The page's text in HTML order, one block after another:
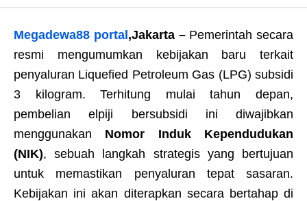
Megadewa88 portal,Jakarta– Pemerintah secara
resmi mengumumkan kebijakan baru terkait
penyaluran Liquefied Petroleum Gas (LPG) subsidi
3 kilogram. Terhitung mulai tahun depan,
pembelian elpiji bersubsidi ini diwajibkan
menggunakan Nomor Induk Kependudukan
(NIK), sebuah langkah strategis yang bertujuan
untuk memastikan penyaluran tepat sasaran.
Kebijakan ini akan diterapkan secara bertahap di